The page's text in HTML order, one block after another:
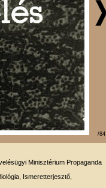
/84
Minisztérium Propaganda
Ismeretterjesztő,